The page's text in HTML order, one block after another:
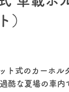
）
ト式のカーホル
酷な夏場の車内